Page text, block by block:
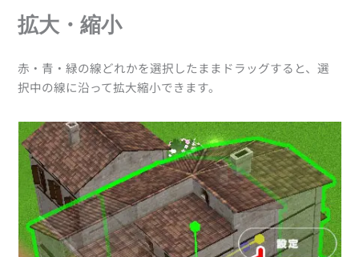
拡大・縮小
赤・青・緑の線どれかを選択したままドラッグすると、選
択中の線に沿って拡大縮小できます。